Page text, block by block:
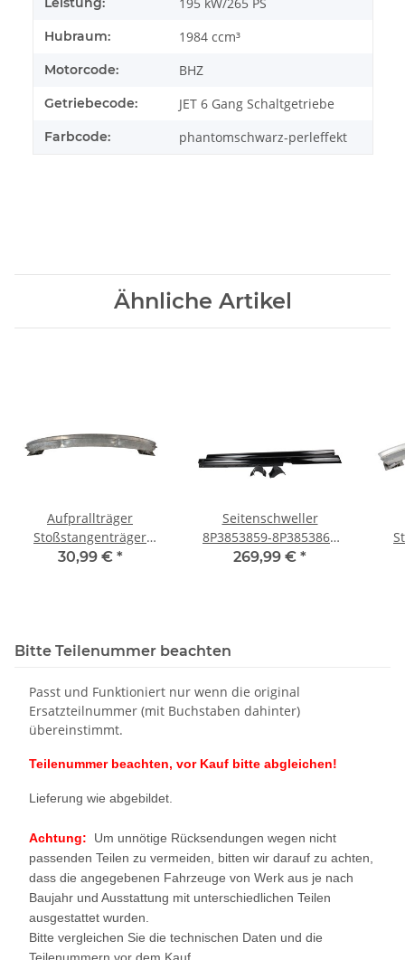
Hubraum: 1984 ccm³
Motorcode: BHZ
Getriebecode: JET 6 Gang Schaltgetriebe
Farbcode: phantomschwarz-perleffekt
Ähnliche Artikel
Aufprallträger
Stoßstangenträger
hinten 8P3807309 Audi
30,99 € *
Seitenschweller
8P3853859-8P3853860
Audi S3 8P 3 Türer links-
269,99 € *
Bitte Teilenummer beachten
Passt und Funktioniert nur wenn die original
Ersatzteilnummer (mit Buchstaben dahinter)
übereinstimmt.
Teilenummer beachten, vor Kauf bitte abgleichen!
Lieferung wie abgebildet.
Achtung: Um unnötige Rücksendungen wegen nicht
passenden Teilen zu vermeiden, bitten wir darauf zu achten,
dass die angegebenen Fahrzeuge von Werk aus je nach
Baujahr und Ausstattung mit unterschiedlichen Teilen
ausgestattet wurden.
Bitte vergleichen Sie die technischen Daten und die